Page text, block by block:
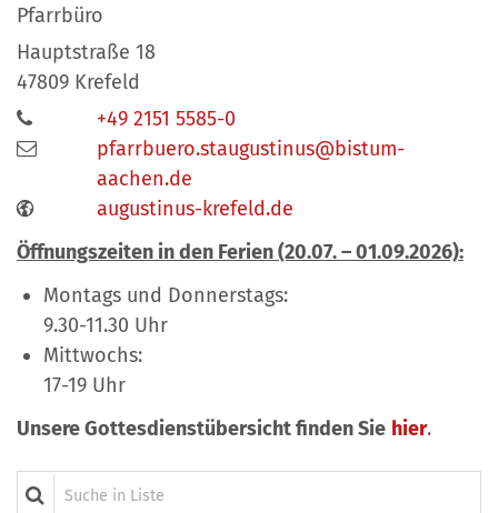
Pfarrbüro
Hauptstraße 18
47809 Krefeld
+49 2151 5585-0
pfarrbuero.staugustinus@bistum-
aachen.de
augustinus-krefeld.de
Öffnungszeiten in den Ferien (20.07. – 01.09.2026):
Montags und Donnerstags:
9.30-11.30 Uhr
Mittwochs:
17-19 Uhr
Unsere Gottesdienstübersicht finden Sie hier.
Suche in Liste